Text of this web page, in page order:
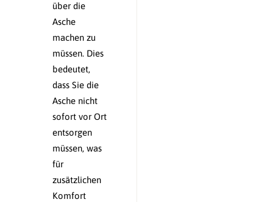
über die
Asche
machen zu
müssen. Dies
bedeutet,
dass Sie die
Asche nicht
sofort vor Ort
entsorgen
müssen, was
für
zusätzlichen
Komfort